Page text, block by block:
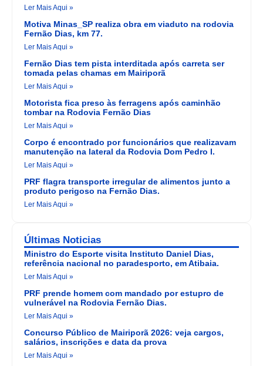
Ler Mais Aqui »
Motiva Minas_SP realiza obra em viaduto na rodovia
Fernão Dias, km 77.
Ler Mais Aqui »
Fernão Dias tem pista interditada após carreta ser
tomada pelas chamas em Mairiporã
Ler Mais Aqui »
Motorista fica preso às ferragens após caminhão
tombar na Rodovia Fernão Dias
Ler Mais Aqui »
Corpo é encontrado por funcionários que realizavam
manutenção na lateral da Rodovia Dom Pedro I.
Ler Mais Aqui »
PRF flagra transporte irregular de alimentos junto a
produto perigoso na Fernão Dias.
Ler Mais Aqui »
Últimas Noticias
Ministro do Esporte visita Instituto Daniel Dias,
referência nacional no paradesporto, em Atibaia.
Ler Mais Aqui »
PRF prende homem com mandado por estupro de
vulnerável na Rodovia Fernão Dias.
Ler Mais Aqui »
Concurso Público de Mairiporã 2026: veja cargos,
salários, inscrições e data da prova
Ler Mais Aqui »